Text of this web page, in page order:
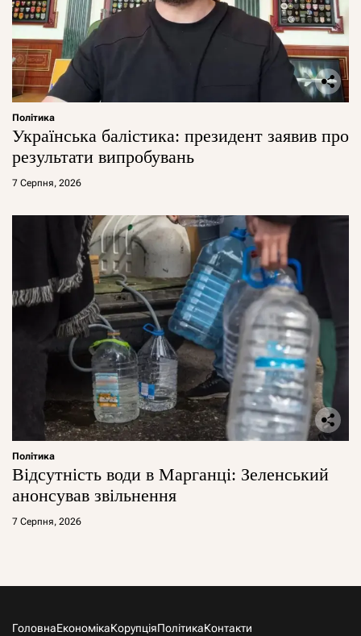
Політика
Українська балістика: президент заявив про
результати випробувань
7 Серпня, 2026
Політика
Відсутність води в Марганці: Зеленський
анонсував звільнення
7 Серпня, 2026
ГоловнаЕкономікаКорупціяПолітикаКонтакти